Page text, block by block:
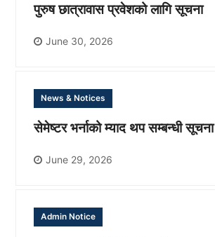
पुरुष छात्रावास प्रवेशको लागि सूचना
June 30, 2026
News & Notices
सेमेष्टर भर्नाको म्याद थप सम्बन्धी सूचना
June 29, 2026
Admin Notice